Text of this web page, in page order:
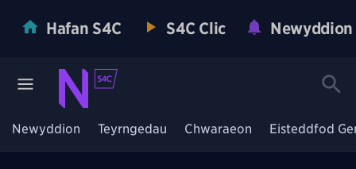
Hafan S4C S4C Clic Newyddion
Newyddion Teyrngedau Chwaraeon Eisteddfod